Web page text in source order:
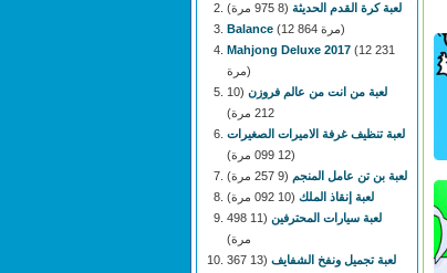
لعبة كرة القدم الحديثة (8 975 مرة)
Balance
(12 864 مرة)
Mahjong Deluxe 2017 (12 231
مرة)
لعبة من انت من عالم فروزن (10
212 مرة)
لعبة تنظيف غرفة الاميرات الصغيرات
(12 099 مرة)
لعبة بن تن عامل المنجم (9 257 مرة)
لعبة إنقاذ الملك (10 092 مرة)
لعبة سيارات المحترفين
(11 498
مرة)
لعبة تجميل ونفخ الشفايف
(13 367